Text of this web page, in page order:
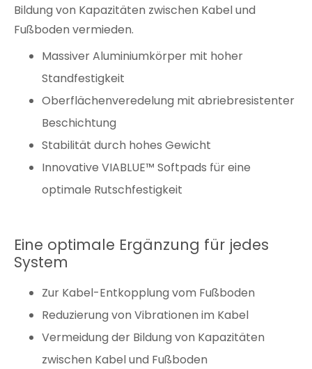
Bildung von Kapazitäten zwischen Kabel und
Fußboden vermieden.
Massiver Aluminiumkörper mit hoher
Standfestigkeit
Oberflächenveredelung mit abriebresistenter
Beschichtung
Stabilität durch hohes Gewicht
Innovative VIABLUE™ Softpads für eine
optimale Rutschfestigkeit
Eine optimale Ergänzung für jedes
System
Zur Kabel-Entkopplung vom Fußboden
Reduzierung von Vibrationen im Kabel
Vermeidung der Bildung von Kapazitäten
zwischen Kabel und Fußboden